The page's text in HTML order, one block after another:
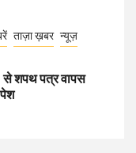
ताज़ा ख़बर न्यूज़
से शपथ पत्र वापस
पेश